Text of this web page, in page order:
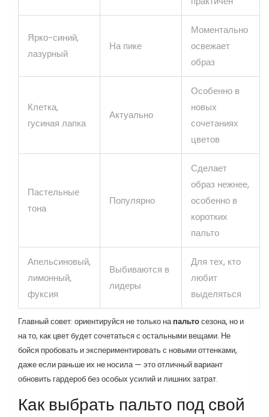
Ярко-синий,
лазурный
На пике
Моментально
освежает
образ
Клетка,
гусиная лапка
Актуально
Особенно в
новых
сочетаниях
цветов
Пастельные
тона
Популярно
Сделает
образ нежнее,
особенно в
коротких
пальто
Апельсиновый,
лимонный,
фуксия
Выбиваются в
лидеры
Для тех, кто
любит
выделяться
Главный совет: ориентируйся не только напальтосезона, но и
на то, как цвет будет сочетаться с остальными вещами. Не
бойся пробовать и экспериментировать с новыми оттенками,
даже если раньше их не носила — это отличный вариант
обновить гардероб без особых усилий и лишних затрат.
Как выбрать пальто под свой